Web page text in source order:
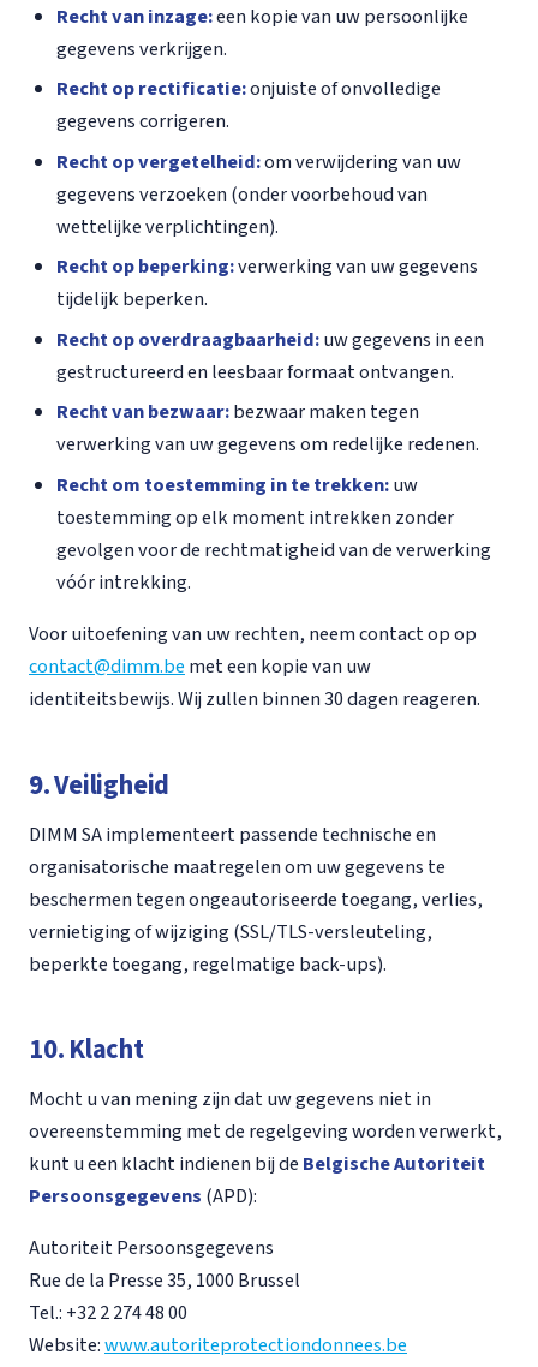
Recht van inzage:een kopie van uw persoonlijke
gegevens verkrijgen.
Recht op rectificatie:onjuiste of onvolledige
gegevens corrigeren.
Recht op vergetelheid:om verwijdering van uw
gegevens verzoeken (onder voorbehoud van
wettelijke verplichtingen).
Recht op beperking:verwerking van uw gegevens
tijdelijk beperken.
Recht op overdraagbaarheid:uw gegevens in een
gestructureerd en leesbaar formaat ontvangen.
Recht van bezwaar:bezwaar maken tegen
verwerking van uw gegevens om redelijke redenen.
Recht om toestemming in te trekken:uw
toestemming op elk moment intrekken zonder
gevolgen voor de rechtmatigheid van de verwerking
vóór intrekking.
Voor uitoefening van uw rechten, neem contact op op
contact@dimm.bemet een kopie van uw
identiteitsbewijs. Wij zullen binnen 30 dagen reageren.
9. Veiligheid
DIMM SA implementeert passende technische en
organisatorische maatregelen om uw gegevens te
beschermen tegen ongeautoriseerde toegang, verlies,
vernietiging of wijziging (SSL/TLS-versleuteling,
beperkte toegang, regelmatige back-ups).
10. Klacht
Mocht u van mening zijn dat uw gegevens niet in
overeenstemming met de regelgeving worden verwerkt,
kunt u een klacht indienen bij de Belgische Autoriteit
Persoonsgegevens (APD):
Autoriteit Persoonsgegevens
Rue de la Presse 35, 1000 Brussel
Tel.: +32 2 274 48 00
Website:www.autoriteprotectiondonnees.be